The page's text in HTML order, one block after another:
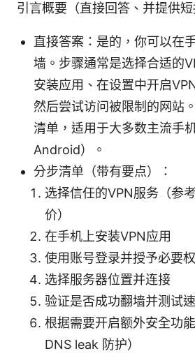
引言概要（直接回答、并提供短
直接答案：是的，你可以在
墙。步骤通常是选择合适的
安装应用、在设置中开启
然后尝试访问被限制的网站
清单，适用于大多数主流手
Android）。
分步清单（带有要点）：
选择信任的VPN服务（参
价）
在手机上安装VPN应用
使用账号登录并授予必要
选择服务器位置并连接
验证是否成功翻墙并测试
根据需要开启额外安全功
DNS leak 防护）